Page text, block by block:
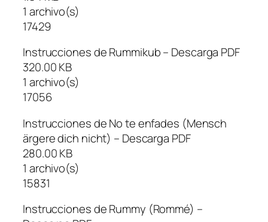
1 archivo(s)
17429
Instrucciones de Rummikub – Descarga PDF
320.00 KB
1 archivo(s)
17056
Instrucciones de No te enfades (Mensch
ärgere dich nicht) – Descarga PDF
280.00 KB
1 archivo(s)
15831
Instrucciones de Rummy (Rommé) –